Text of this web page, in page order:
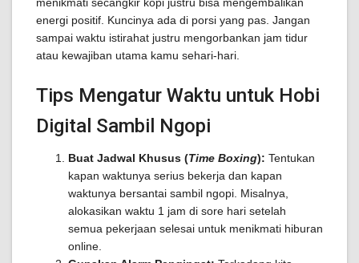
energi positif. Kuncinya ada di porsi yang pas. Jangan
sampai waktu istirahat justru mengorbankan jam tidur
atau kewajiban utama kamu sehari-hari.
Tips Mengatur Waktu untuk Hobi
Digital Sambil Ngopi
Buat Jadwal Khusus (Time Boxing): Tentukan
kapan waktunya serius bekerja dan kapan
waktunya bersantai sambil ngopi. Misalnya,
alokasikan waktu 1 jam di sore hari setelah
semua pekerjaan selesai untuk menikmati hiburan
online.